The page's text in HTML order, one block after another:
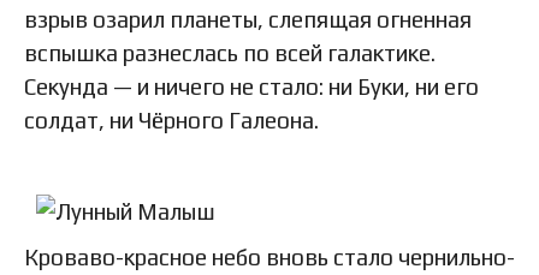
взрыв озарил планеты, слепящая огненная
вспышка разнеслась по всей галактике.
Секунда — и ничего не стало: ни Буки, ни его
солдат, ни Чёрного Галеона.
Кроваво-красное небо вновь стало чернильно-